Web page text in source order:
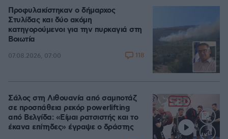
Προφυλακίστηκαν ο δήμαρχος
Στυλίδας και δύο ακόμη
κατηγορούμενοι για την πυρκαγιά στη
Βοιωτία
07.08.2026, 07:00 118
Σάλος στη Λιθουανία από σαμποτάζ
σε προσπάθεια ρεκόρ powerlifting
από Βελγίδα: «Είμαι ρατσιστής και το
έκανα επίτηδες» έγραψε ο δράστης